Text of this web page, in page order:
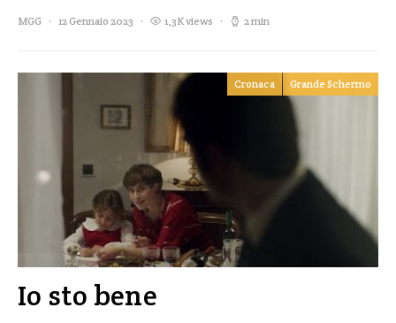
MGG 12 Gennaio 2023 1,3K views 2 min
Cronaca Grande Schermo
Io sto bene